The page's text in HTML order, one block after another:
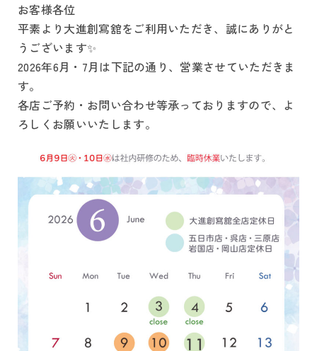
お客様各位
平素より大進創寫舘をご利用いただき、誠にありがと
うございます✨
2026年6月・7月は下記の通り、営業させていただきま
す。
各店ご予約・お問い合わせ等承っておりますので、よ
ろしくお願いいたします。